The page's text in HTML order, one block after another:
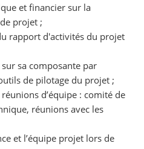
et financier sur la
projet ;
rapport d'activités du projet
sa composante par
de pilotage du projet ;
d’équipe : comité de
réunions avec les
et l’équipe projet lors de